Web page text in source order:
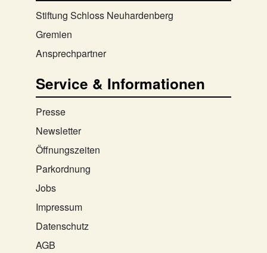
Stiftung Schloss Neuhardenberg
Gremien
Ansprechpartner
Service & Informationen
Presse
Newsletter
Öffnungszeiten
Parkordnung
Jobs
Impressum
Datenschutz
AGB